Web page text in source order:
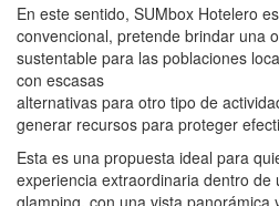
En este sentido, SUMbox Hotelero
convencional, pretende brindar una
sustentable para las poblaciones
con escasas
alternativas para otro tipo de
generar recursos para proteger
Esta es una propuesta ideal para
experiencia extraordinaria dentro de
glamping, con una vista panorámica